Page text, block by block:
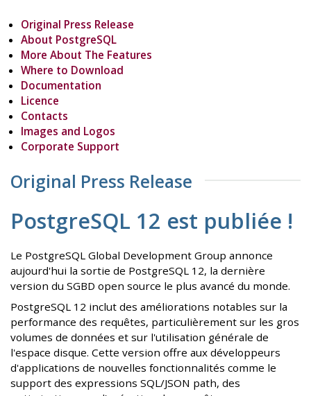
Original Press Release
About PostgreSQL
More About The Features
Where to Download
Documentation
Licence
Contacts
Images and Logos
Corporate Support
Original Press Release
PostgreSQL 12 est publiée !
Le PostgreSQL Global Development Group annonce
aujourd'hui la sortie de PostgreSQL 12, la dernière
version du SGBD open source le plus avancé du monde.
PostgreSQL 12 inclut des améliorations notables sur la
performance des requêtes, particulièrement sur les gros
volumes de données et sur l'utilisation générale de
l'espace disque. Cette version offre aux développeurs
d'applications de nouvelles fonctionnalités comme le
support des expressions SQL/JSON path, des